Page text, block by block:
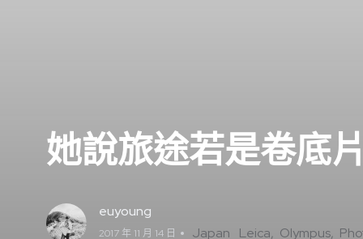
她說旅途若是卷底
euyoung
2017 年 11 月 14 日 Japan Leica Olympus